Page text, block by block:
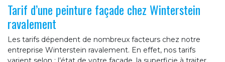
Tarif d’une peinture façade chez Winterstein
ravalement
Les tarifs dépendent de nombreux facteurs chez notre
entreprise Winterstein ravalement. En effet, nos tarifs